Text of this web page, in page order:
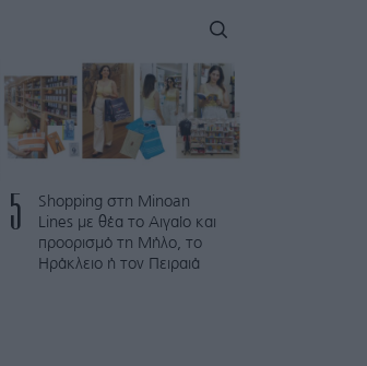
5
Shopping στη Minoan
Lines με θέα το Αιγαίο και
προορισμό τη Μήλο, το
Ηράκλειο ή τον Πειραιά